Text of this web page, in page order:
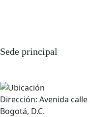
Sede principal
Dirección: Avenida calle
Bogotá, D.C.